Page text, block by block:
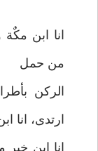
انا ابن
من حمل
الرکن
ارتدی، انا
انا ابن